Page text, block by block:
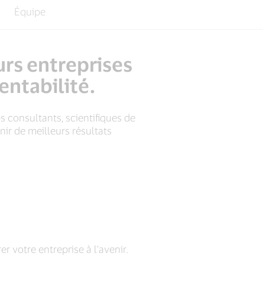
Équipe
entreprises
consultants, scientifiques de
de meilleurs résultats
votre entreprise à l’avenir.